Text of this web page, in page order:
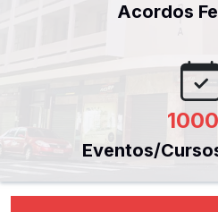
Acordos
1000
Eventos/